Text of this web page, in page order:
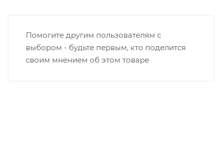
Помогите другим пользователям с
выбором - будьте первым, кто поделится
своим мнением об этом товаре